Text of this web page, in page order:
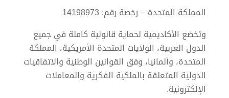
المملكة المتحدة – رخصة رقم: 14198973
وتخضع الأكاديمية لحماية قانونية كاملة في جميع
الدول العربية، الولايات المتحدة الأمريكية، المملكة
المتحدة، وألمانيا، وفق القوانين الوطنية والاتفاقيات
الدولية المتعلقة بالملكية الفكرية والمعاملات
الإلكترونية.